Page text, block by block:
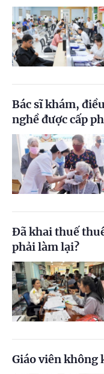
Bác sĩ khám,
nghề được cấp
Đã khai thuế
phải làm lại?
Giáo viên không